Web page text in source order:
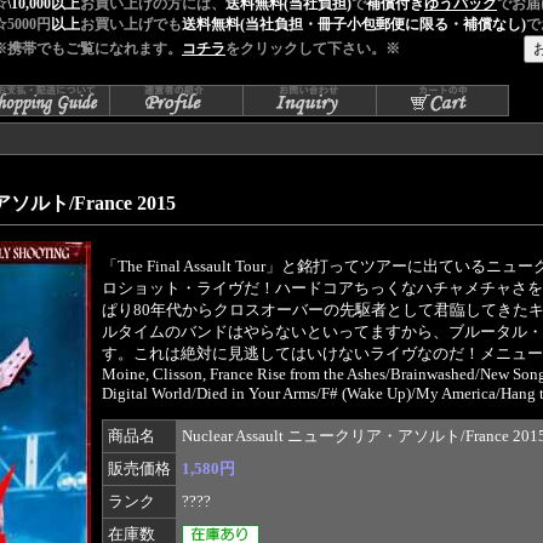
\10,000以上お買い上げの方には、 送料無料(当社負担)で補償付きゆうパックでお
円 以上お買い上げでも送料無料(当社負担・冊子小包郵便に限る・補償なし)
帯でもご覧になれます。 コチラをクリックして下さい。※
ソルト/France 2015
「The Final Assault Tour」と銘打ってツアーに出ているニュ
ロショット・ライヴだ！ハードコアちっくなハチャメチャさ
ぱり80年代からクロスオーバーの先駆者として君臨してきた
ルタイムのバンドはやらないといってますから、ブルータル
す。これは絶対に見逃してはいけないライヴなのだ！メニュ
Moine, Clisson, France Rise from the Ashes/Brainwashed/New
Digital World/Died in Your Arms/F# (Wake Up)/My America/Hang
商品名
Nuclear Assault ニュークリア・アソルト/France
販売価格
1,580円
ランク
????
在庫数